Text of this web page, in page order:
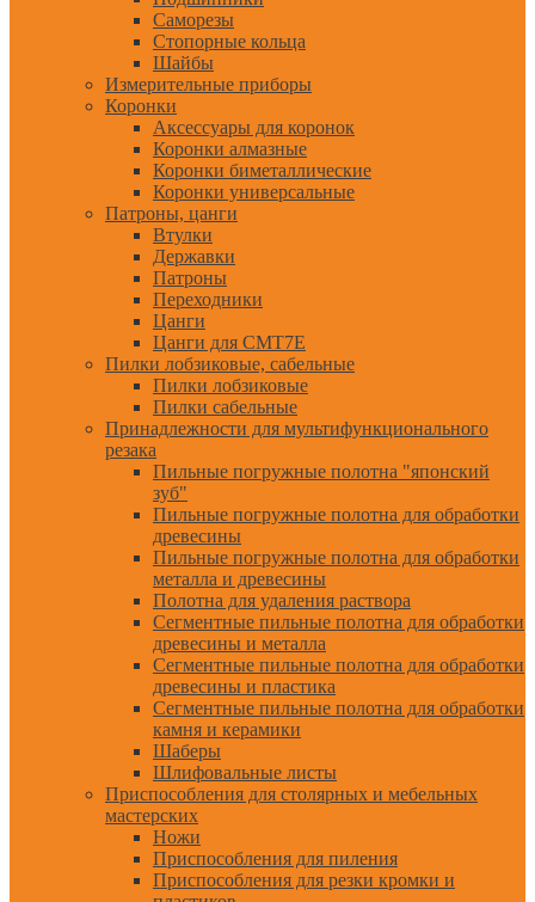
Саморезы
Стопорные кольца
Шайбы
Измерительные приборы
Коронки
Аксессуары для коронок
Коронки алмазные
Коронки биметаллические
Коронки универсальные
Патроны, цанги
Втулки
Державки
Патроны
Переходники
Цанги
Цанги для CMT7E
Пилки лобзиковые, сабельные
Пилки лобзиковые
Пилки сабельные
Принадлежности для мультифункционального
резака
Пильные погружные полотна "японский
зуб"
Пильные погружные полотна для обработки
древесины
Пильные погружные полотна для обработки
металла и древесины
Полотна для удаления раствора
Сегментные пильные полотна для обработки
древесины и металла
Сегментные пильные полотна для обработки
древесины и пластика
Сегментные пильные полотна для обработки
камня и керамики
Шаберы
Шлифовальные листы
Приспособления для столярных и мебельных
мастерских
Ножи
Приспособления для пиления
Приспособления для резки кромки и